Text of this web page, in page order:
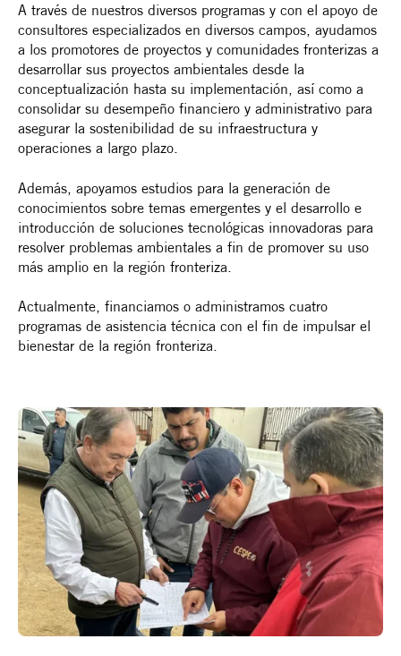
A través de nuestros diversos programas y con el apoyo de
consultores especializados en diversos campos, ayudamos
a los promotores de proyectos y comunidades fronterizas a
desarrollar sus proyectos ambientales desde la
conceptualización hasta su implementación, así como a
consolidar su desempeño financiero y administrativo para
asegurar la sostenibilidad de su infraestructura y
operaciones a largo plazo.
Además, apoyamos estudios para la generación de
conocimientos sobre temas emergentes y el desarrollo e
introducción de soluciones tecnológicas innovadoras para
resolver problemas ambientales a fin de promover su uso
más amplio en la región fronteriza.
Actualmente, financiamos o administramos cuatro
programas de asistencia técnica con el fin de impulsar el
bienestar de la región fronteriza.